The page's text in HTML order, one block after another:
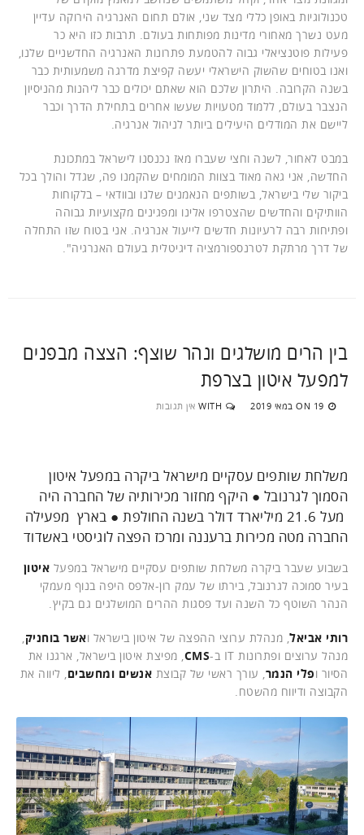
טכנולוגיות באופן כללי מצד שני, אולם תחום האנרגיה הירוקה עדיין
מעט נשרך מאחורי מדינות מפותחות בעולם. תרבות כזו היא כר
פעילות פוטנציאלי גבוה להטמעת פתרונות האנרגיה החדשניים שלנו,
ואנו בטוחים שהשוק הישראלי יעשה קפיצת מדרגה משמעותית כבר
בשנה הקרובה. היתרון שלכם הוא שאתם יכולים כבר ליהנות מהניסיון
הנצבר בעולם, ללמוד מטעויות שעשו אחרים בתחילת הדרך וכבר
ליישם את המודלים היעילים ביותר לניהול אנרגיה.
במבט לאחור, לשנה וחצי שעברו מאז נכנסנו לישראל במתכונת
החדשה, אני גאה מאוד בצוות המומחים שהקמנו פה, שגדל והולך בכל
ביקור שלי בישראל, בשותפים הנאמנים שלנו ובוודאי – בלקוחות
הוותיקים והחדשים שהצטרפו אלינו ומפגינים מקצועיות גבוהה
ופתיחות רבה לרעיונות חדשים לייעול אנרגיה. אני בטוח שזו התחלה
של דרך מרתקת לטרנספורמציה דיגיטלית בעולם האנרגיה".
בין הרים מושלגים ונהר שוצף: הצצה מבפנים
למפעל איטון בצרפת
ON 19 במאי 2019 WITH אין תגובות
משלחת שותפים עסקיים מישראל ביקרה במפעל איטון
הסמוך לגרנובל ● היקף מחזור מכירותיה של החברה היה
מעל 21.6 מיליארד דולר בשנה החולפת ● בארץ מפעילה
החברה מטה מכירות ברעננה ומרכז הפצה לוגיסטי באשדוד
בשבוע שעבר ביקרה משלחת שותפים עסקיים מישראל במפעל איטון
בעיר סמוכה לגרנובל, בירתו של עמק רון-אלפס היפה בנוף מעמקי
הנהר השוטף כל השנה ועד פסגות ההרים המושלגים גם בקיץ.
רותי אביאל , מנהלת ערוצי ההפצה של איטון בישראל ואשר בוחניק
מנהל ערוצים ופתרונות IT ב-
CMS , מפיצת איטון בישראל, ארגנו את
הסיור ופלי הנמר , עורך ראשי של קבוצת אנשים ומחשבים , ליווה את
הקבוצה ודיווח מהשטח.